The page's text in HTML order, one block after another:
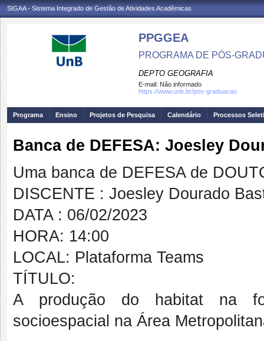
SIGAA - Sistema Integrado de Gestão de Atividades Acadêmicas
PPGGEA
PROGRAMA DE PÓS-
DEPTO GEOGRAFIA
E-mail: Não informado
https://www.unb.br/pos-graduacao
Programa Ensino Projetos de Pesquisa Calendário Processos
Banca de DEFESA: Joesley
Uma banca de DEFESA de
DISCENTE : Joesley Dourado
DATA : 06/02/2023
HORA: 14:00
LOCAL: Plataforma Teams
TÍTULO:
A produção do habitat na
socioespacial na Área